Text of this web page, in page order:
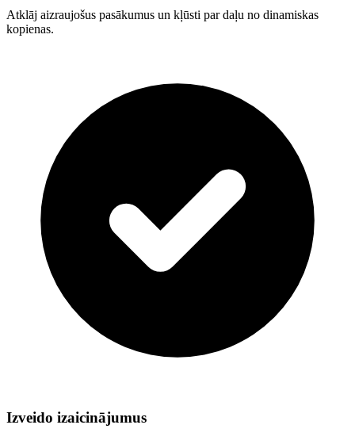
Atklāj aizraujošus pasākumus un kļūsti par daļu no dinamiskas
kopienas.
Izveido izaicinājumus